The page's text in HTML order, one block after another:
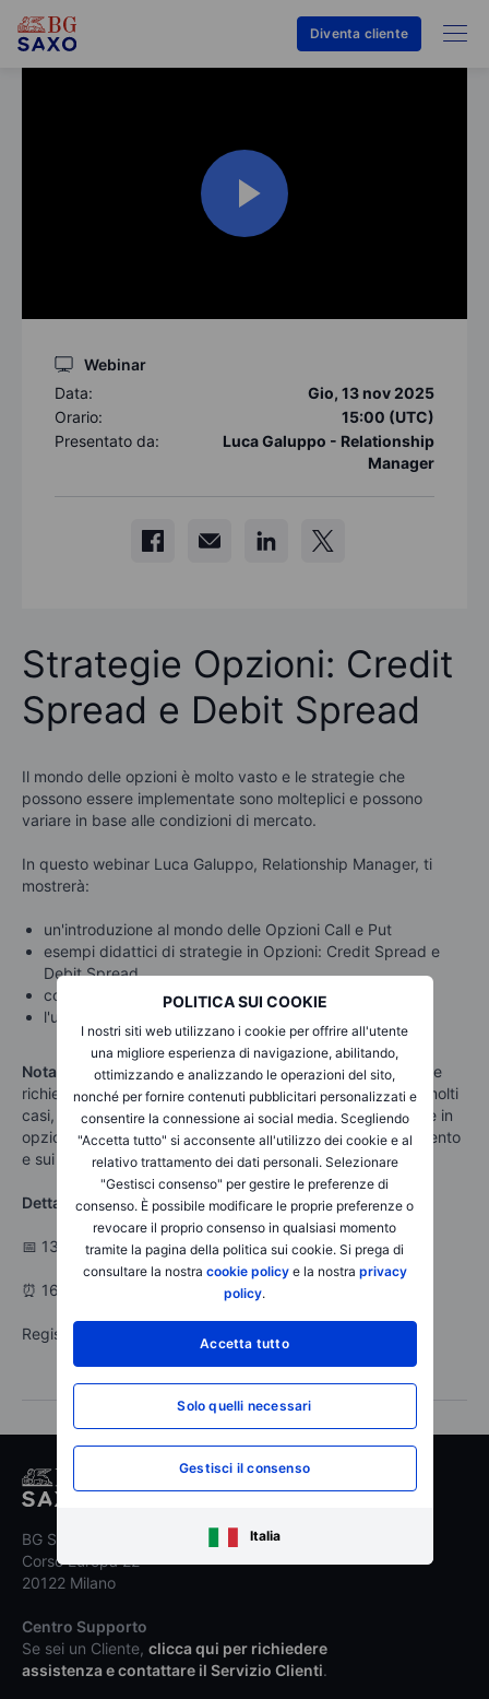
Diventa cliente
POLITICA SUI COOKIE
I nostri siti web utilizzano i cookie per offrire all'utente
una migliore esperienza di navigazione, abilitando,
ottimizzando e analizzando le operazioni del sito,
nonché per fornire contenuti pubblicitari personalizzati e
consentire la connessione ai social media. Scegliendo
"Accetta tutto" si acconsente all'utilizzo dei cookie e al
relativo trattamento dei dati personali. Selezionare
"Gestisci consenso" per gestire le preferenze di
consenso. È possibile modificare le proprie preferenze o
revocare il proprio consenso in qualsiasi momento
tramite la pagina della politica sui cookie. Si prega di
consultare la nostra cookie policye la nostra privacy
policy.
Accetta tutto
Solo quelli necessari
Gestisci il consenso
Italia
Webinar
Data:
Gio, 13 nov 2025
Orario:
15:00 (UTC)
Presentato da:
Luca Galuppo - Relationship
Manager
Strategie Opzioni: Credit
Spread e Debit Spread
Il mondo delle opzioni è molto vasto e le strategie che
possono essere implementate sono molteplici e possono
variare in base alle condizioni di mercato.
In questo webinar Luca Galuppo, Relationship Manager, ti
mostrerà:
un'introduzione al mondo delle Opzioni Call e Put
esempi didattici di strategie in Opzioni: Credit Spread e
DebitSpread
come loScreener diOpzioni
l'utilizzo
Nota:
Le opzioni sono prodotti complessi e ad alto rischio e
richiedono conoscenza, esperienza di investimento e, in molti
casi, un'elevata accettazione del rischio. Prima di investire in
opzioni, è necessario essere ben informarti sul funzionamento
e sui rischi di tali prodotti.
Dettagli dell’evento
📅 13 novembre
⏰ 16:00
Registrati ora per partecipare!
BG SAXO SIM S.p.A.
Corso Europa 22
20122 Milano
Centro Supporto
Se sei un Cliente, clicca qui per richiedere
assistenza e contattare il Servizio Clienti.